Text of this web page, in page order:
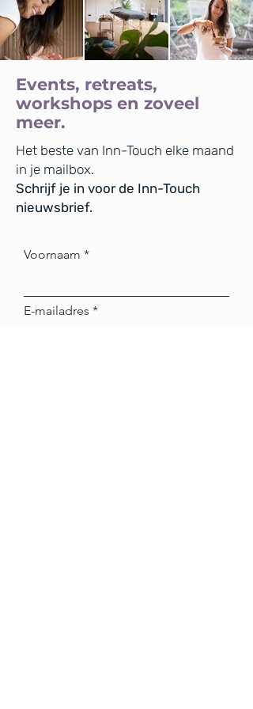
Events, retreats,
workshops en zoveel
meer.
Het beste van Inn-Touch elke maand
in je mailbox.
Schrijf je in voor de Inn-Touch
nieuwsbrief.
Voornaam
E-mailadres